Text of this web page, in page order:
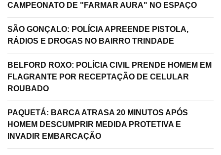
CAMPEONATO DE "FARMAR AURA" NO ESPAÇO
SÃO GONÇALO: POLÍCIA APREENDE PISTOLA,
RÁDIOS E DROGAS NO BAIRRO TRINDADE
BELFORD ROXO: POLÍCIA CIVIL PRENDE HOMEM EM
FLAGRANTE POR RECEPTAÇÃO DE CELULAR
ROUBADO
PAQUETÁ: BARCA ATRASA 20 MINUTOS APÓS
HOMEM DESCUMPRIR MEDIDA PROTETIVA E
INVADIR EMBARCAÇÃO